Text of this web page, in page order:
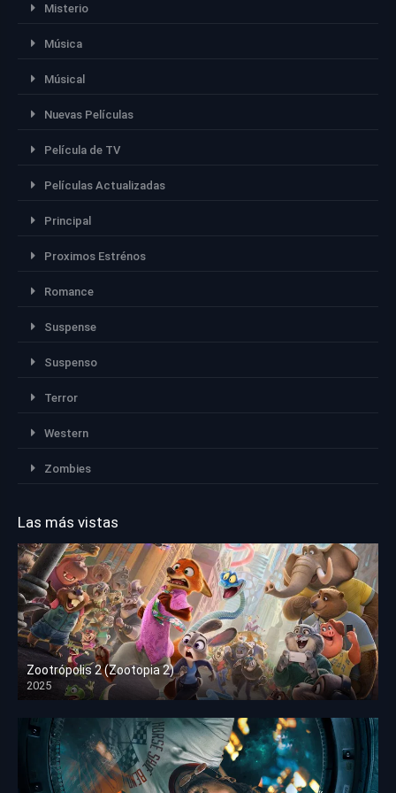
Misterio
Música
Músical
Nuevas Películas
Película de TV
Películas Actualizadas
Principal
Proximos Estrénos
Romance
Suspense
Suspenso
Terror
Western
Zombies
Las más vistas
Zootrópolis 2 (Zootopia 2)
2025
HD 1080p